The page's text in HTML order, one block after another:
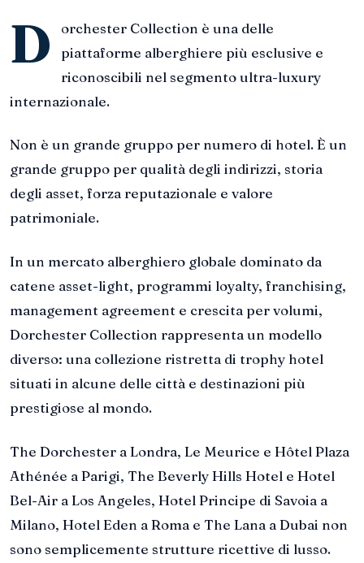
D
orchester Collection è una delle
piattaforme alberghiere più esclusive e
riconoscibili nel segmento ultra-luxury
internazionale.
Non è un grande gruppo per numero di hotel. È un
grande gruppo per qualità degli indirizzi, storia
degli asset, forza reputazionale e valore
patrimoniale.
In un mercato alberghiero globale dominato da
catene asset-light, programmi loyalty, franchising,
management agreement e crescita per volumi,
Dorchester Collection rappresenta un modello
diverso: una collezione ristretta di trophy hotel
situati in alcune delle città e destinazioni più
prestigiose al mondo.
The Dorchester a Londra, Le Meurice e Hôtel Plaza
Athénée a Parigi, The Beverly Hills Hotel e Hotel
Bel-Air a Los Angeles, Hotel Principe di Savoia a
Milano, Hotel Eden a Roma e The Lana a Dubai non
sono semplicemente strutture ricettive di lusso.